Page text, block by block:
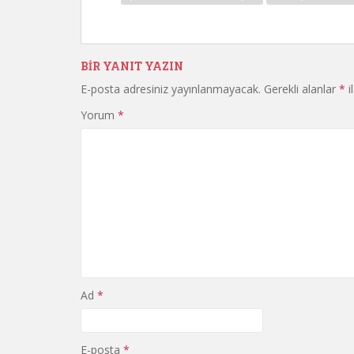
BIR YANIT YAZIN
E-posta adresiniz yayınlanmayacak. Gerekli alanlar *
Yorum *
Ad *
E-posta *